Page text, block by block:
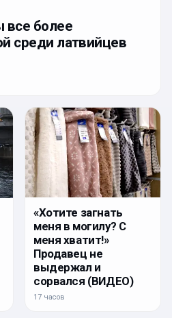
все более
среди латвийцев
«Хотите загнать
меня в могилу? С
меня хватит!»
Продавец не
выдержал и
сорвался (ВИДЕО)
17 часов